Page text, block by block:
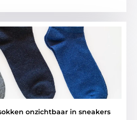
onzichtbaar in sneakers